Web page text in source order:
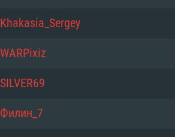
Khakasia_Sergey
WARPixiz
SILVER69
Филин_7